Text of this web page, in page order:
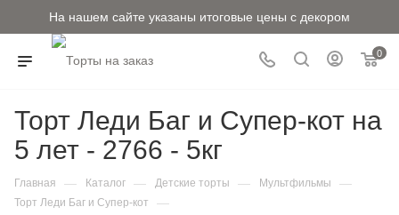
На нашем сайте указаны итоговые цены с декором
0
Торт Леди Баг и Супер-кот на
5 лет - 2766 - 5кг
Главная — Каталог — Детские торты — Мультфильмы —
Торт Леди Баг и Супер-кот —